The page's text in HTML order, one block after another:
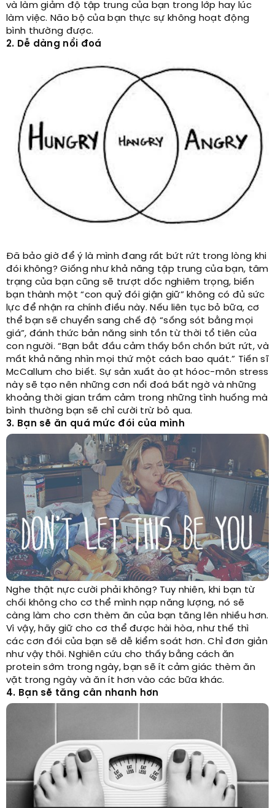
và làm giảm độ tập trung của bạn trong lớp hay lúc
làm việc. Não bộ của bạn thực sự không hoạt động
bình thường được.
2. Dễ dàng nổi đoá
Đã bảo giờ để ý là mình đang rất bứt rứt trong lòng khi
đói không? Giống như khả năng tập trung của bạn, tâm
trạng của bạn cũng sẽ trượt dốc nghiêm trọng, biến
bạn thành một “con quỷ đói giận giữ” không có đủ sức
lực để nhận ra chính điều này. Nếu liên tục bỏ bữa, cơ
thể bạn sẽ chuyển sang chế độ “sống sót bằng mọi
giá”, đánh thức bản năng sinh tồn từ thời tổ tiên của
con người. “Bạn bắt đầu cảm thấy bồn chồn bứt rứt, và
mất khả năng nhìn mọi thứ một cách bao quát.” Tiến sĩ
McCallum cho biết. Sự sản xuất ào ạt hóoc-môn stress
này sẽ tạo nên những cơn nổi đoá bất ngờ và những
khoảng thời gian trầm cảm trong những tình huống mà
bình thường bạn sẽ chỉ cười trừ bỏ qua.
3. Bạn sẽ ăn quá mức đói của mình
Nghe thật nực cười phải không? Tuy nhiên, khi bạn từ
chối không cho cơ thể mình nạp năng lượng, nó sẽ
càng làm cho cơn thèm ăn của bạn tăng lên nhiều hơn.
Vì vậy, hãy giữ cho cơ thể được hài hòa, như thế thì
các cơn đói của bạn sẽ dễ kiểm soát hơn. Chỉ đơn giản
như vậy thôi. Nghiên cứu cho thấy bằng cách ăn
protein sớm trong ngày, bạn sẽ ít cảm giác thèm ăn
vặt trong ngày và ăn ít hơn vào các bữa khác.
4. Bạn sẽ tăng cân nhanh hơn